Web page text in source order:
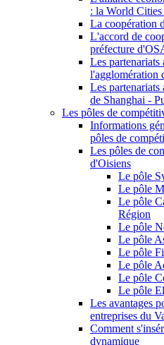
: la World
La coopération
L'accord de
préfecture
Les partenariats
l'agglomération
Les
de Shanghai -
Les pôles de
Informations
pôles de
Les pôles de
d'Oisiens
Le pôle
Le pôle
Le pôle
Région
Le pôle
Le pôle
Le pôle
Le pôle
Le pôle
Le pôle
Les avantages
entreprises du
Comment
dynamique